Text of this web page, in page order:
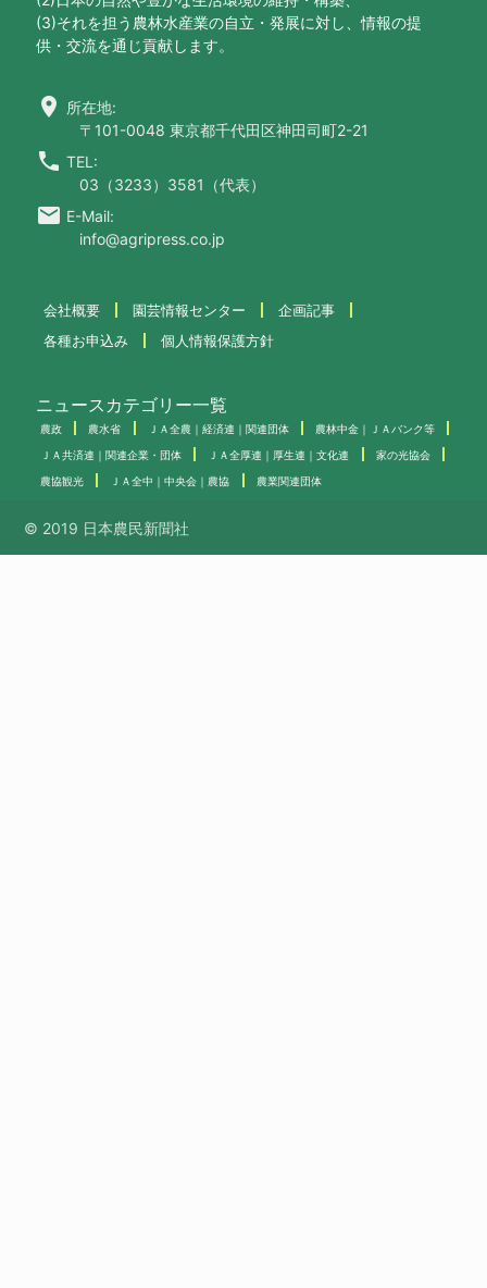
(3)それを担う農林水産業の自立・発展に対し、情報の提
供・交流を通じ貢献します。
location_on 所在地:
〒101-0048 東京都千代田区神田司町2-21
call TEL:
03（3233）3581（代表）
email E-Mail:
info@agripress.co.jp
会社概要 園芸情報センター
企画記事
各種お申込み
個人情報保護方針
ニュースカテゴリー一覧
農政 農水省 ＪＡ全農｜経済連｜関連団体 農林中金｜ＪＡバンク等
ＪＡ共済連｜関連企業・団体 ＪＡ全厚連｜厚生連｜文化連 家の光協会
農協観光 ＪＡ全中｜中央会｜農協 農業関連団体
© 2019 日本農民新聞社